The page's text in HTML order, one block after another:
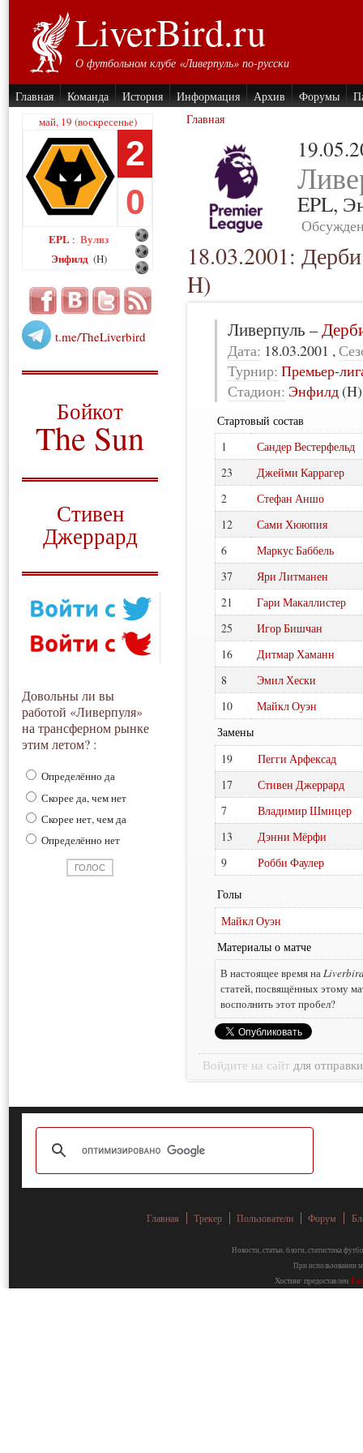
LiverBird.ru
О футбольном клубе «Ливерпуль» по-русски
Главная Команда История Информация Архив Форумы
май, 19 (воскресенье)
2
0
EPL : Вулвз
Энфилд (H)
t.me/TheLiverbird
Бойкот
The Sun
Стивен
Джеррард
Довольны ли вы
работой «Ливерпуля»
на трансферном рынке
этим летом? :
Определённо да
Скорее да, чем нет
Скорее нет, чем да
Определённо нет
Главная
EPL,
18.03.2001:
H)
Ливерпуль –
Дата: 18.03.2001 ,
Турнир: Премьер-
Стадион: Энфилд (H)
Стартовый состав
1
Сандер Вестерфельд
23
Джейми Каррагер
2
Стефан Аншо
12
Сами Хююпия
6
Маркус Баббель
37
Яри Литманен
21
Гари Макаллистер
25
Игор Бишчан
16
Дитмар Хаманн
8
Эмил Хески
10
Майкл Оуэн
Замены
19
Пегги Арфексад
17
Стивен Джеррард
7
Владимир Шмицер
13
Дэнни Мёрфи
9
Робби Фаулер
Голы
Майкл Оуэн
Материалы о матче
В настоящее время на
статей, посвящённых этому
восполнить этот пробел?
Войдите на сайт для
Главная Трекер Пользователи Форум
Новости, статьи, блоги, статистика
При использовании
Хостинг предоставлен